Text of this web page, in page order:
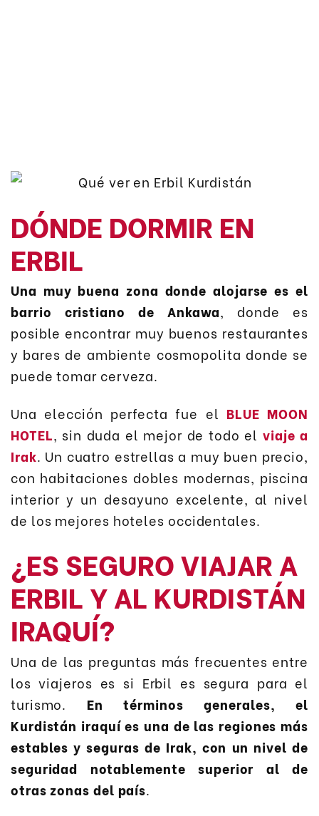
DÓNDE DORMIR EN
ERBIL
Una muy buena zona donde alojarse es el
barrio cristiano de Ankawa, donde es
posible encontrar muy buenos restaurantes
y bares de ambiente cosmopolita donde se
puede tomar cerveza.
Una elección perfecta fue el BLUE MOON
HOTEL, sin duda el mejor de todo el viaje a
Irak. Un cuatro estrellas a muy buen precio,
con habitaciones dobles modernas, piscina
interior y un desayuno excelente, al nivel
de los mejores hoteles occidentales.
¿ES SEGURO VIAJAR A
ERBIL Y AL KURDISTÁN
IRAQUÍ?
Una de las preguntas más frecuentes entre
los viajeros es si Erbil es segura para el
turismo. En términos generales, el
Kurdistán iraquí es una de las regiones más
estables y seguras de Irak, con un nivel de
seguridad notablemente superior al de
otras zonas del país.